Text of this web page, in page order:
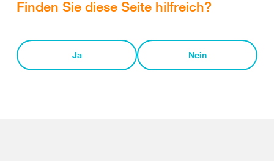
Finden Sie diese Seite hilfreich?
Ja Nein